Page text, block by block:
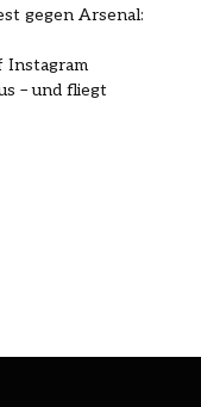
gegen Arsenal:
Instagram
– und fliegt